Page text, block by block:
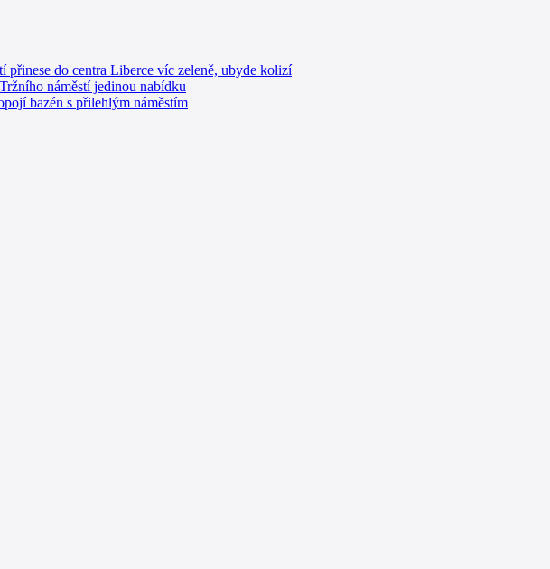
přinese do centra Liberce víc zeleně, ubyde kolizí
náměstí jedinou nabídku
bazén s přilehlým náměstím